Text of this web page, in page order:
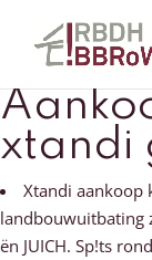
xtandi
Xtandi aankoop
landbouwuitbating
ën JUICH. Sp!ts